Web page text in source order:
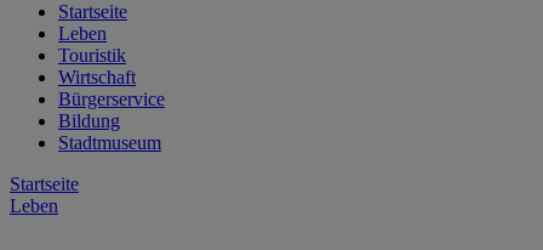
Startseite
Leben
Touristik
Wirtschaft
Bürgerservice
Bildung
Stadtmuseum
Startseite
Leben